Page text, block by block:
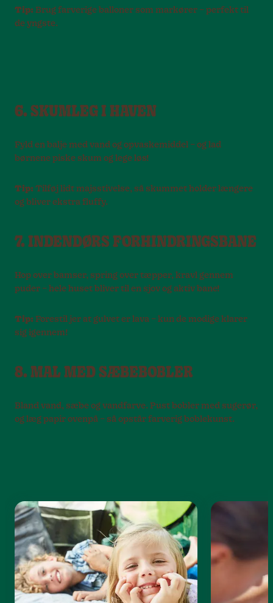
Tip: Brug farverige balloner som markører – perfekt til
de yngste.
6. SKUMLEG I HAVEN
Fyld en balje med vand og opvaskemiddel – og lad
børnene piske skum og lege løs!
Tip: Tilføj lidt majsstivelse, så skummet holder længere
og bliver ekstra fluffy.
7. INDENDØRS FORHINDRINGSBANE
Hop over bamser, spring over tæpper, kravl gennem
puder – hele huset bliver til en sjov og aktiv bane!
Tip: Forestil jer at gulvet er lava – kun de modige klarer
sig igennem!
8. MAL MED SÆBEBOBLER
Bland vand, sæbe og vandfarve. Pust bobler med sugerør,
og læg papir ovenpå – så opstår farverig boblekunst.